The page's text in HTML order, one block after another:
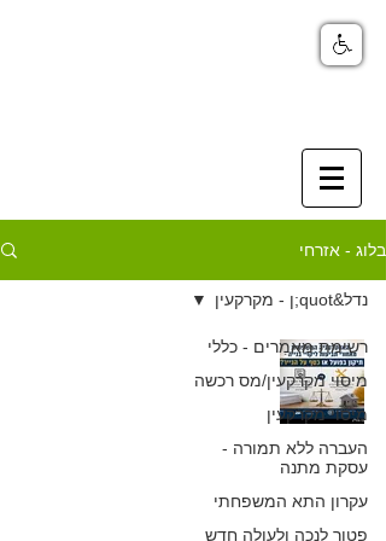
בלוג - אזרחי
רשימת מאמרים - כללי
מיסוי מקרקעין/מס רכשה
מיסוי מקרקעין
העברה ללא תמורה -
עסקת מתנה
עקרון התא המשפחתי
פטור לנכה ולעולה חדש
נדל&quot;ן - מקרקעין
האסטרטגיה
בנייה - תיקון
בפועל או כסף על